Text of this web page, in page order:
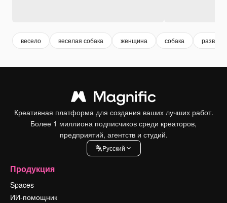
весело веселая собака женщина собака
Креативная платформа для создания ваших лучших работ.
Более 1 миллиона подписчиков среди креаторов,
предприятий, агентств и студий.
Pусский
Продукция
Spaces
ИИ-помощник